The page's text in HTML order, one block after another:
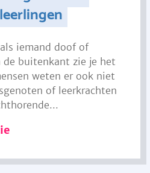
iemand doof of
de buitenkant zie je het
weten er ook niet
of leerkrachten